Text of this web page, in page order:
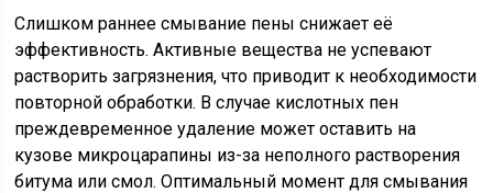
Слишком раннее смывание пены снижает её
эффективность. Активные вещества не успевают
растворить загрязнения, что приводит к необходимости
повторной обработки. В случае кислотных пен
преждевременное удаление может оставить на
кузове микроцарапины из-за неполного растворения
битума или смол. Оптимальный момент для смывания